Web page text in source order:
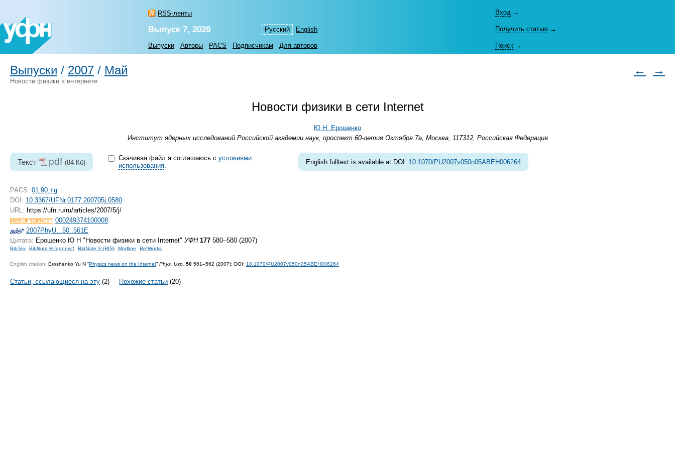
RSS-ленты
Русский English
Вход →
Выпуск 7, 2026 Получить статью →
Выпуски Авторы PACS Подписчикам Для авторов Поиск →
Выпуски / 2007 / Май ← →
Новости физики в интернете
Новости физики в сети Internet
Ю.Н. Ерошенко
Институт ядерных исследований Российской академии наук, проспект 60-летия Октября 7а, Москва, 117312, Российская Федерация
Текст pdf (84 Кб)
Скачивая файл я соглашаюсь с условиями
использования.
English fulltext is available at DOI: 10.1070/PU2007v050n05ABEH006264
PACS: 01.90.+g
DOI: 10.3367/UFNr.0177.200705j.0580
URL: https://ufn.ru/ru/articles/2007/5/j/
000249374100008
2007PhyU...50..561E
Цитата: Ерошенко Ю Н "Новости физики в сети Internet" УФН 177 580–580 (2007)
BibTex BibNote ® (generic) BibNote ® (RIS) Medline RefWorks
English citation: Eroshenko Yu N “Physics news on the Internet” Phys. Usp. 50 561–562 (2007); DOI: 10.1070/PU2007v050n05ABEH006264
Статьи, ссылающиеся на эту (2) Похожие статьи (20)